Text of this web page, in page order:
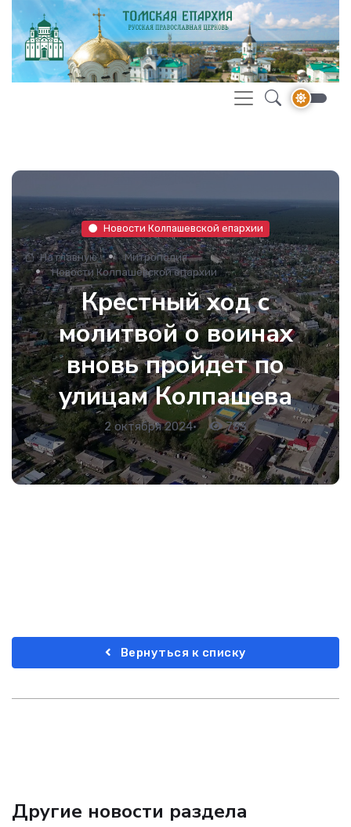
Новости Колпашевской епархии
На главную
Митрополия
Новости Колпашевской епархии
Крестный ход с
молитвой о воинах
вновь пройдет по
улицам Колпашева
2 октября 2024• 783
Вернуться к списку
Другие новости раздела